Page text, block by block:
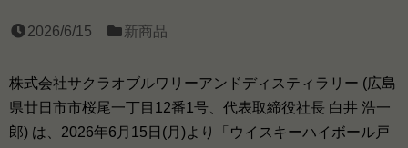
2026/6/15 新商品
株式会社サクラオブルワリーアンドディスティラリー (広島
県廿日市市桜尾一丁目12番1号、代表取締役社長 白井 浩一
郎) は、2026年6月15日(月)より「ウイスキーハイボール戸